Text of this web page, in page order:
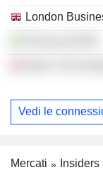
London
Vedi le
Mercati Insiders